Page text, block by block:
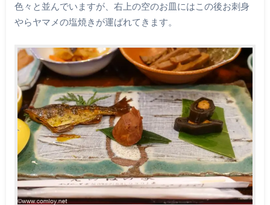
色々と並んでいますが、右上の空のお皿にはこの後お刺身
やらヤマメの塩焼きが運ばれてきます。